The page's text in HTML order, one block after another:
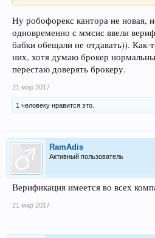
Ну робофорекс кантора не новая,
одновременно с ммсис ввели
бабки обещали не отдавать)). Как-
них, хотя думаю брокер
перестаю доверять брокеру.
21 мар 2017
1 человеку нравится это.
RamAdis
Активный пользователь
Верификация имеется во всех
21 мар 2017